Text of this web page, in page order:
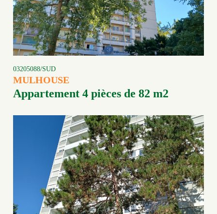
03205088/SUD
MULHOUSE
Appartement 4 pièces de 82 m2